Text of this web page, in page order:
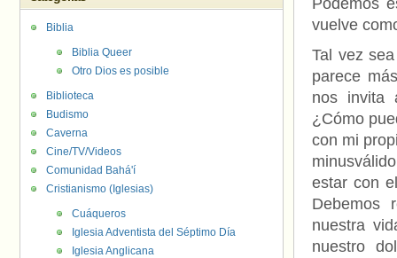
Podemos
vuelve
Tal vez
parece
nos invita
¿Cómo
con mi
estar con
Debemos
nuestra
nuestro
Biblia
Biblia Queer
Otro Dios es posible
Biblioteca
Budismo
Caverna
Cine/TV/Videos
Comunidad Bahá'í
Cristianismo (Iglesias)
Cuáqueros
Iglesia Adventista del Séptimo Día
Iglesia Anglicana